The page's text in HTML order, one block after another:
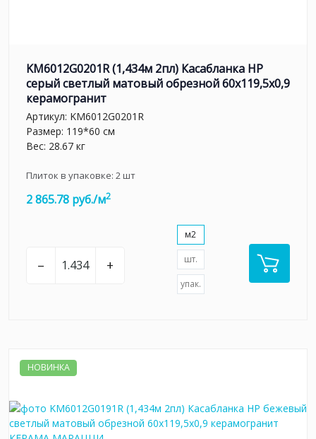
KM6012G0201R (1,434м 2пл) Касабланка HP
серый светлый матовый обрезной 60x119,5x0,9
керамогранит
Артикул: KM6012G0201R
Размер: 119*60 см
Вес: 28.67 кг
Плиток в упаковке: 2шт
2 865.78 руб./м2
– +
м2
шт.
упак.
НОВИНКА